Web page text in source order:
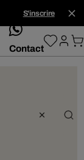
S'inscrire
whatsApp
Contact